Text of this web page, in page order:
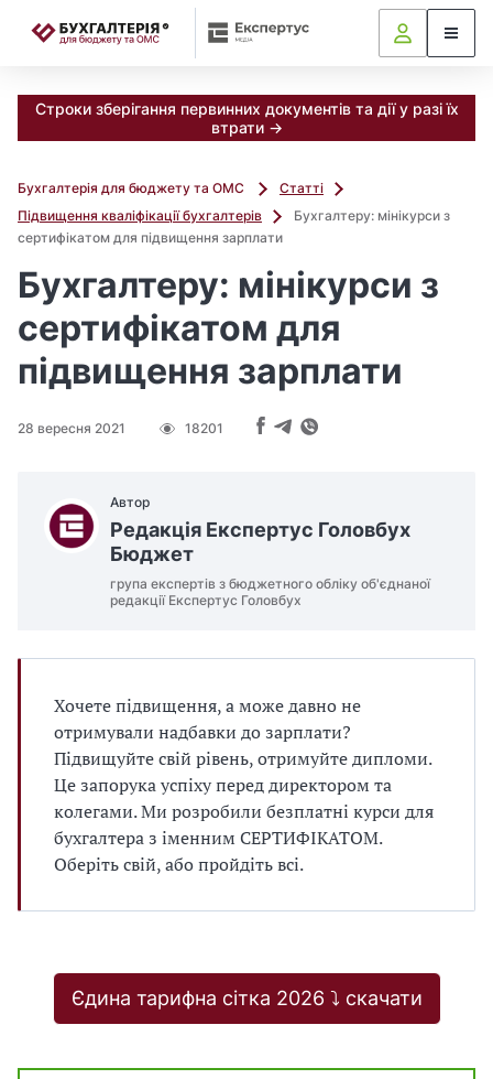
Строки зберігання первинних документів та дії у разі їх
втрати →
Бухгалтерія для бюджету та ОМС
Статті
Підвищення кваліфікації бухгалтерів
Бухгалтеру: мінікурси з
сертифікатом для підвищення зарплати
Бухгалтеру: мінікурси з
сертифікатом для
підвищення зарплати
28 вересня 2021 18201
Автор
Редакція Експертус Головбух
Бюджет
група експертів з бюджетного обліку об'єднаної
редакції Експертус Головбух
Хочете підвищення, а може давно не
отримували надбавки до зарплати?
Підвищуйте свій рівень, отримуйте дипломи.
Це запорука успіху перед директором та
колегами. Ми розробили безплатні курси для
бухгалтера з іменним СЕРТИФІКАТОМ.
Оберіть свій, або пройдіть всі.
Єдина тарифна сітка 2026 ⤵️ скачати